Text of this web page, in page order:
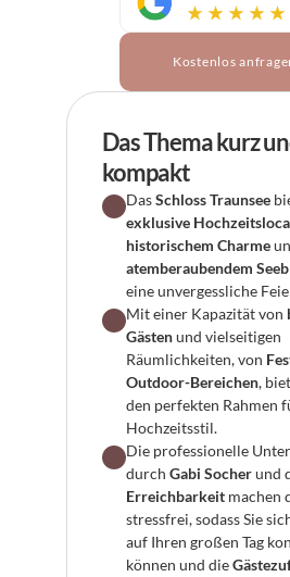
Kostenlos
Das Thema kurz
kompakt
Das Schloss Traunsee
exklusive
historischem Charme
atemberaubendem
eine unvergessliche
Mit einer Kapazität von
Gästen und vielseitigen
Räumlichkeiten, von
Outdoor-Bereichen,
den perfekten Rahmen
Hochzeitsstil.
Die professionelle
durch Gabi Socher und
Erreichbarkeit machen
stressfrei, sodass Sie
auf Ihren großen Tag
können und die